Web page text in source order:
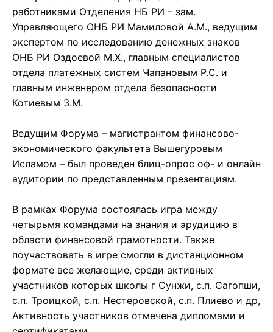
работниками Отделения НБ РИ – зам.
Управляющего ОНБ РИ Мамиловой А.М., ведущим
экспертом по исследованию денежных знаков
ОНБ РИ Оздоевой М.Х., главным специалистов
отдела платежных систем Чапановым Р.С. и
главным инженером отдела безопасности
Котиевым З.М.
Ведущим Форума – магистрантом финансово-
экономического факультета Вышегуровым
Исламом – был проведен блиц-опрос оф- и онлайн
аудитории по представленным презентациям.
В рамках Форума состоялась игра между
четырьмя командами на знания и эрудицию в
области финансовой грамотности. Также
поучаствовать в игре смогли в дистанционном
формате все желающие, среди активных
участников которых школы г Сунжи, с.п. Сагопши,
с.п. Троицкой, с.п. Нестеровской, с.п. Плиево и др,
Активность участников отмечена дипломами и